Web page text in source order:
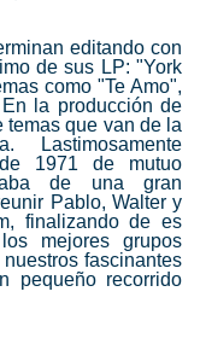
editando con
de sus LP: "York
como "Te Amo",
la producción de
temas que van de la
Lastimosamente
1971 de mutuo
de una gran
Pablo, Walter y
finalizando de es
mejores grupos
fascinantes
pequeño recorrido